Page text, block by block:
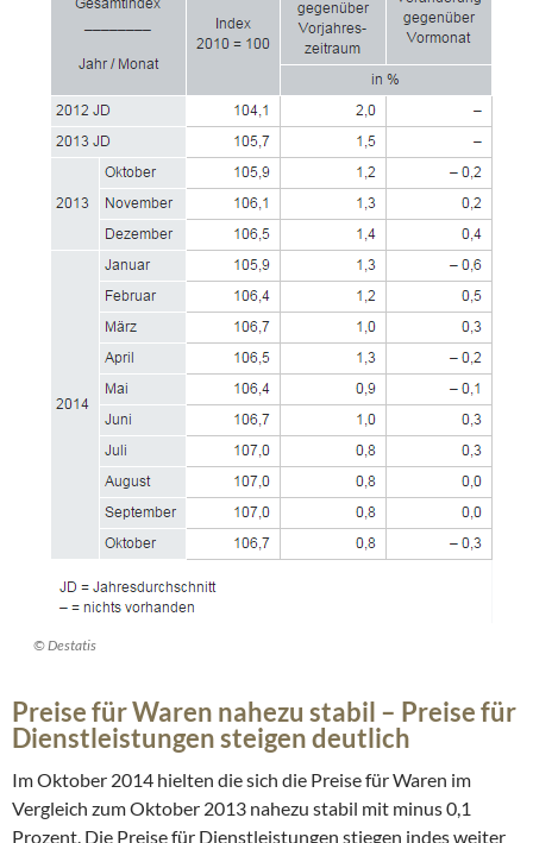
© Destatis
Preise für Waren nahezu stabil – Preise für
Dienstleistungen steigen deutlich
Im Oktober 2014 hielten die sich die Preise für Waren im
Vergleich zum Oktober 2013 nahezu stabil mit minus 0,1
Prozent. Die Preise für Dienstleistungen stiegen indes weiter